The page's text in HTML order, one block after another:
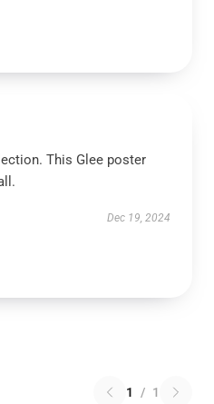
This Glee poster
Dec 19, 2024
1 / 1